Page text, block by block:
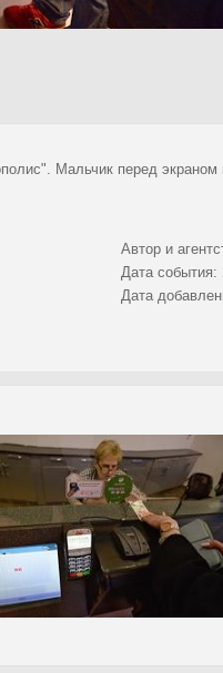
Мальчик перед
Автор и
Дата события:
Дата